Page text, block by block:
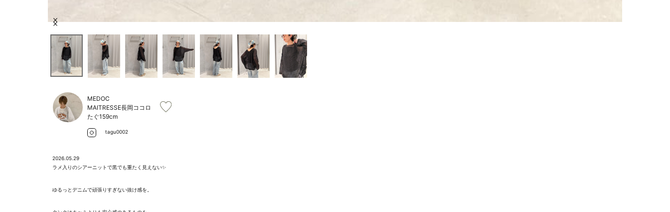
Item
MEDOC
MAITRESSE長岡ココロ
たぐ159cm
tagu0002
2026.05.29
ラメ入りのシアーニットで黒でも重たく見えない✨
ゆるっとデニムで頑張りすぎない抜け感を。